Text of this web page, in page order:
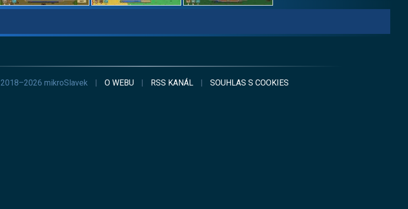
2018–2026 mikroSlavek | O WEBU | RSS KANÁL | SOUHLAS S COOKIES